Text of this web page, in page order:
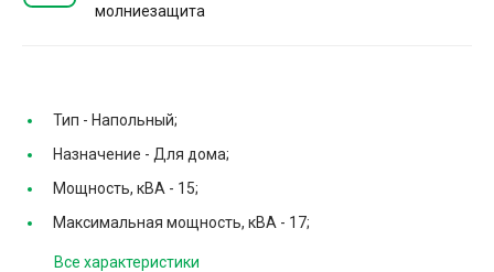
молниезащита
Тип - Напольный;
Назначение - Для дома;
Мощность, кВА - 15;
Максимальная мощность, кВА - 17;
Все характеристики